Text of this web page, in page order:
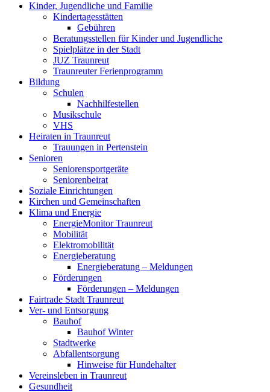
Kinder, Jugendliche und Familie
Kindertagesstätten
Gebühren
Beratungsstellen für Kinder und Jugendliche
Spielplätze in der Stadt
JUZ Traunreut
Traunreuter Ferienprogramm
Bildung
Schulen
Nachhilfestellen
Musikschule
VHS
Heiraten in Traunreut
Trauungen in Pertenstein
Senioren
Seniorensportgeräte
Seniorenbeirat
Soziale Einrichtungen
Kirchen und Gemeinschaften
Klima und Energie
EnergieMonitor Traunreut
Mobilität
Elektromobilität
Energieberatung
Energieberatung – Meldungen
Förderungen
Förderungen – Meldungen
Fairtrade Stadt Traunreut
Ver- und Entsorgung
Bauhof
Bauhof Winter
Stadtwerke
Abfallentsorgung
Hinweise für Hundehalter
Vereinsleben in Traunreut
Gesundheit